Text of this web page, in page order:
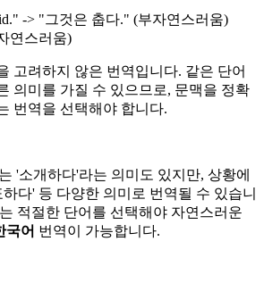
-> "그것은 춥다." (부자연스러움)
연스러움)
고려하지 않은 번역입니다. 같은 단어
의미를 가질 수 있으므로, 문맥을 정확
번역을 선택해야 합니다.
'소개하다'라는 의미도 있지만, 상황에
다' 등 다양한 의미로 번역될 수 있습니
적절한 단어를 선택해야 자연스러운
국어 번역이 가능합니다.